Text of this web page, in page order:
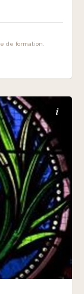
de formation.
i